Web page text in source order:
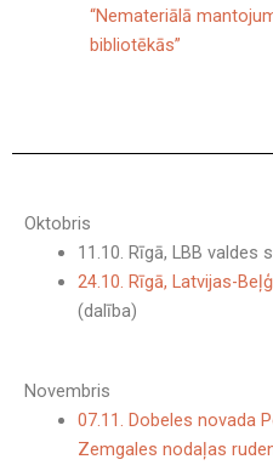
“Nemateriālā
bibliotēkās”
Oktobris
11.10. Rīgā, LBB valdes
24.10. Rīgā, Latvijas-
(dalība)
Novembris
07.11. Dobeles novada
Zemgales nodaļas